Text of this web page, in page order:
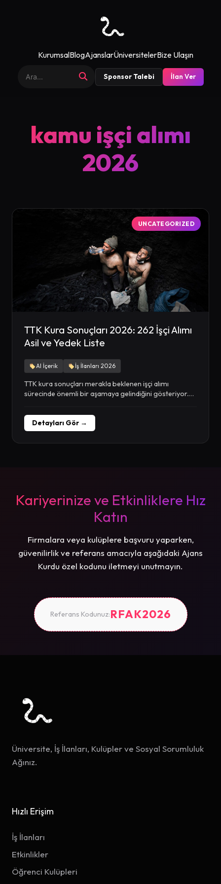
KurumsalBlogAjanslarÜniversitelerBize Ulaşın
Sponsor Talebi İlan Ver
kamu işçi alımı
2026
UNCATEGORIZED
TTK Kura Sonuçları 2026: 262 İşçi Alımı
Asil ve Yedek Liste
AI İçerik İş İlanları 2026
TTK kura sonuçları merakla beklenen işçi alımı
sürecinde önemli bir aşamaya gelindiğini gösteriyor.
Detayları Gör →
Kariyerinize ve Etkinliklere Hız
Katın
Firmalara veya kulüplere başvuru yaparken,
güvenilirlik ve referans amacıyla aşağıdaki Ajans
Kurdu özel kodunu iletmeyi unutmayın.
Referans Kodunuz:RFAK2026
Üniversite, İş İlanları, Kulüpler ve Sosyal Sorumluluk
Ağınız.
Hızlı Erişim
İş İlanları
Etkinlikler
Öğrenci Kulüpleri